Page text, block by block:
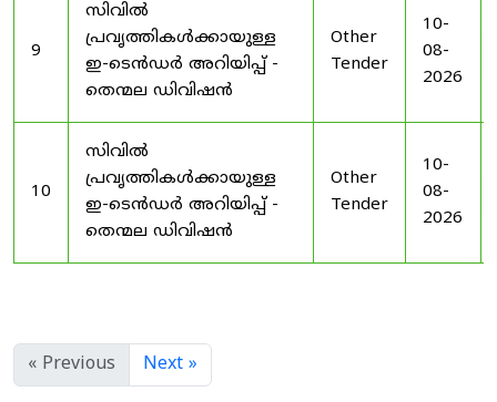
9
സിവിൽ
പ്രവൃത്തികൾക്കായുള്ള
ഇ-ടെൻഡർ അറിയിപ്പ് -
തെന്മല ഡിവിഷൻ
Other
Tender
10-
08-
2026
10
സിവിൽ
പ്രവൃത്തികൾക്കായുള്ള
ഇ-ടെൻഡർ അറിയിപ്പ് -
തെന്മല ഡിവിഷൻ
Other
Tender
10-
08-
2026
« Previous Next »